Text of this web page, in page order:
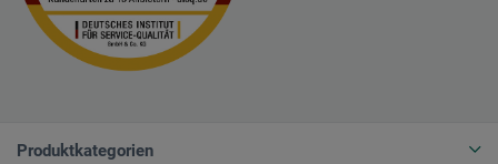
Produktkategorien